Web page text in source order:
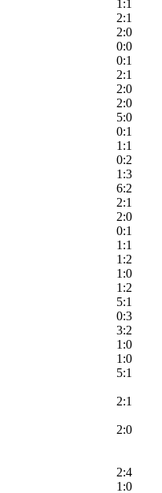
1:1
2:1
2:0
0:0
0:1
2:1
2:0
2:0
5:0
0:1
1:1
0:2
1:3
6:2
2:1
2:0
0:1
1:1
1:2
1:0
1:2
5:1
0:3
3:2
1:0
1:0
5:1
2:1
2:0
2:4
1:0